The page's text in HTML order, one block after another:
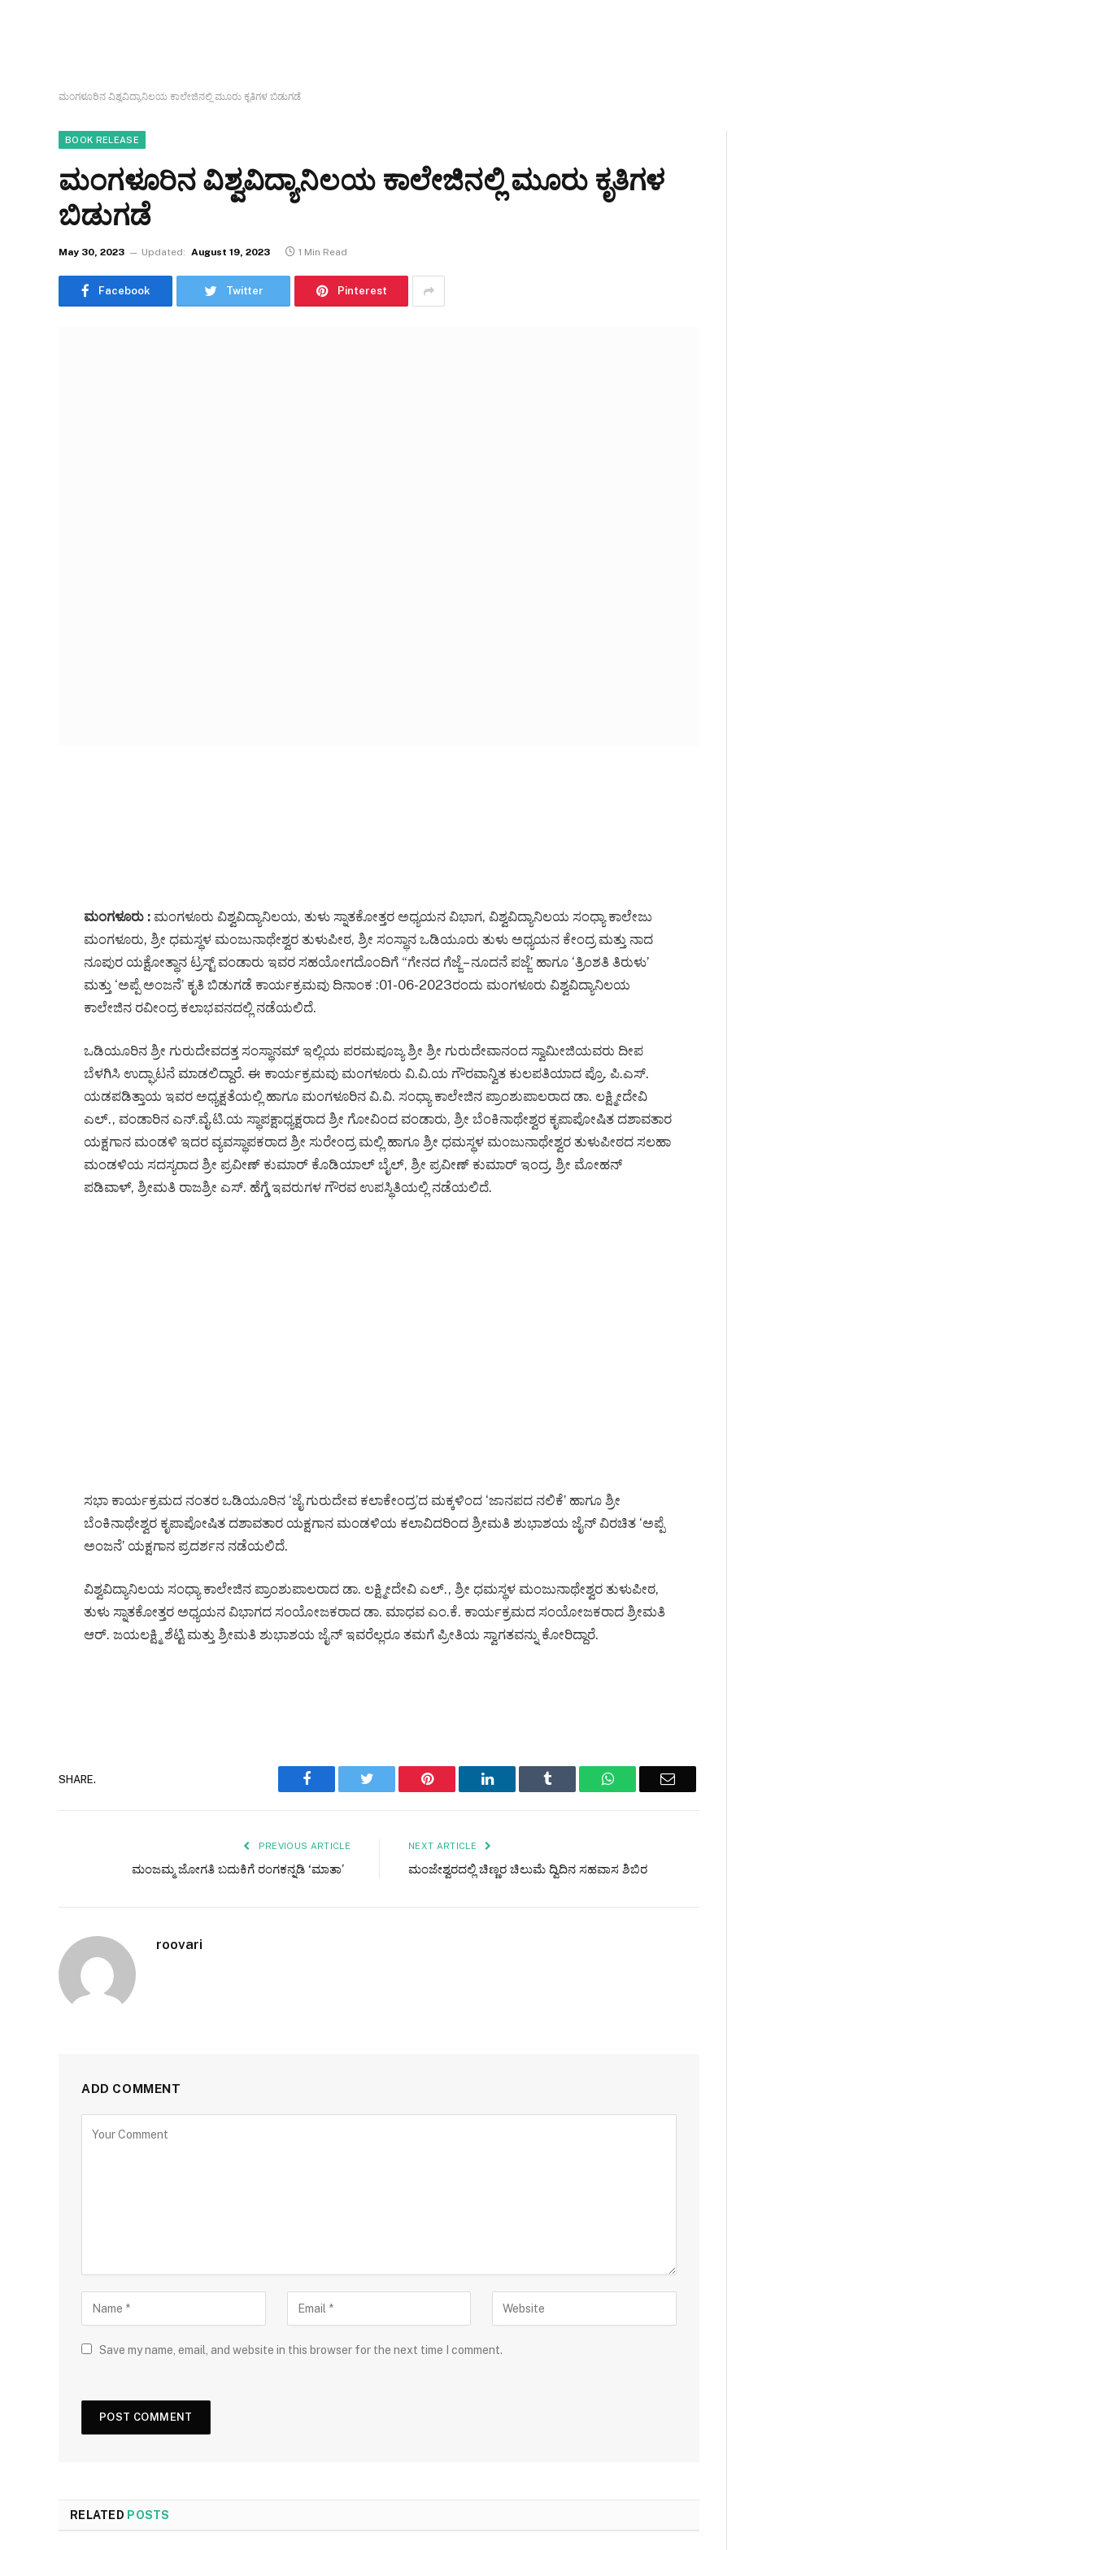
ಮಂಗಳೂರಿನ ವಿಶ್ವವಿದ್ಯಾನಿಲಯ ಕಾಲೇಜಿನಲ್ಲಿ ಮೂರು ಕೃತಿಗಳ ಬಿಡುಗಡೆ
BOOK RELEASE
ಮಂಗಳೂರಿನ ವಿಶ್ವವಿದ್ಯಾನಿಲಯ ಕಾಲೇಜಿನಲ್ಲಿ ಮೂರು ಕೃತಿಗಳ
ಬಿಡುಗಡೆ
May 30, 2023 Updated: August 19, 2023 1 Min Read
Facebook Twitter Pinterest
ಮಂಗಳೂರು : ಮಂಗಳೂರು ವಿಶ್ವವಿದ್ಯಾನಿಲಯ, ತುಳು ಸ್ನಾತಕೋತ್ತರ ಅಧ್ಯಯನ ವಿಭಾಗ, ವಿಶ್ವವಿದ್ಯಾನಿಲಯ ಸಂಧ್ಯಾ ಕಾಲೇಜು
ಮಂಗಳೂರು, ಶ್ರೀ ಧಮಸ್ಥಳ ಮಂಜುನಾಥೇಶ್ವರ ತುಳುಪೀಠ, ಶ್ರೀ ಸಂಸ್ಥಾನ ಒಡಿಯೂರು ತುಳು ಅಧ್ಯಯನ ಕೇಂದ್ರ ಮತ್ತು ನಾದ
ನೂಪುರ ಯಕ್ಷೋತ್ಥಾನ ಟ್ರಸ್ಟ್ ವಂಡಾರು ಇವರ ಸಹಯೋಗದೊಂದಿಗೆ “ಗೇನದ ಗೆಜ್ಜೆ – ನೂದನೆ ಪಜ್ಜೆ’ ಹಾಗೂ ‘ತ್ರಿಂಶತಿ ತಿರುಳು’
ಮತ್ತು ‘ಅಪ್ಪೆ ಅಂಜನೆ’ ಕೃತಿ ಬಿಡುಗಡೆ ಕಾರ್ಯಕ್ರಮವು ದಿನಾಂಕ :01-06-2023ರಂದು ಮಂಗಳೂರು ವಿಶ್ವವಿದ್ಯಾನಿಲಯ
ಕಾಲೇಜಿನ ರವೀಂದ್ರ ಕಲಾಭವನದಲ್ಲಿ ನಡೆಯಲಿದೆ.
ಒಡಿಯೂರಿನ ಶ್ರೀ ಗುರುದೇವದತ್ತ ಸಂಸ್ಥಾನಮ್ ಇಲ್ಲಿಯ ಪರಮಪೂಜ್ಯ ಶ್ರೀ ಶ್ರೀ ಗುರುದೇವಾನಂದ ಸ್ವಾಮೀಜಿಯವರು ದೀಪ
ಬೆಳಗಿಸಿ ಉದ್ಘಾಟನೆ ಮಾಡಲಿದ್ದಾರೆ. ಈ ಕಾರ್ಯಕ್ರಮವು ಮಂಗಳೂರು ವಿ.ವಿ.ಯ ಗೌರವಾನ್ವಿತ ಕುಲಪತಿಯಾದ ಪ್ರೊ. ಪಿ.ಎಸ್.
ಯಡಪಡಿತ್ತಾಯ ಇವರ ಅಧ್ಯಕ್ಷತೆಯಲ್ಲಿ ಹಾಗೂ ಮಂಗಳೂರಿನ ವಿ.ವಿ. ಸಂಧ್ಯಾ ಕಾಲೇಜಿನ ಪ್ರಾಂಶುಪಾಲರಾದ ಡಾ. ಲಕ್ಷ್ಮೀದೇವಿ
ಎಲ್., ವಂಡಾರಿನ ಎನ್.ವೈ.ಟಿ.ಯ ಸ್ಥಾಪಕ್ಷಾಧ್ಯಕ್ಷರಾದ ಶ್ರೀ ಗೋವಿಂದ ವಂಡಾರು, ಶ್ರೀ ಬೆಂಕಿನಾಥೇಶ್ವರ ಕೃಪಾಪೋಷಿತ ದಶಾವತಾರ
ಯಕ್ಷಗಾನ ಮಂಡಳಿ ಇದರ ವ್ಯವಸ್ಥಾಪಕರಾದ ಶ್ರೀ ಸುರೇಂದ್ರ ಮಲ್ಲಿ ಹಾಗೂ ಶ್ರೀ ಧಮಸ್ಥಳ ಮಂಜುನಾಥೇಶ್ವರ ತುಳುಪೀಠದ ಸಲಹಾ
ಮಂಡಳಿಯ ಸದಸ್ಯರಾದ ಶ್ರೀ ಪ್ರವೀಣ್ ಕುಮಾರ್ ಕೊಡಿಯಾಲ್‌ ಬೈಲ್‌, ಶ್ರೀ ಪ್ರವೀಣ್ ಕುಮಾರ್ ಇಂದ್ರ, ಶ್ರೀ ಮೋಹನ್
ಪಡಿವಾಳ್, ಶ್ರೀಮತಿ ರಾಜಶ್ರೀ ಎಸ್. ಹೆಗ್ಡೆ ಇವರುಗಳ ಗೌರವ ಉಪಸ್ಥಿತಿಯಲ್ಲಿ ನಡೆಯಲಿದೆ.
ಸಭಾ ಕಾರ್ಯಕ್ರಮದ ನಂತರ ಒಡಿಯೂರಿನ ‘ಜೈ ಗುರುದೇವ ಕಲಾಕೇಂದ್ರ’ದ ಮಕ್ಕಳಿಂದ ‘ಜಾನಪದ ನಲಿಕೆ’ ಹಾಗೂ ಶ್ರೀ
ಬೆಂಕಿನಾಥೇಶ್ವರ ಕೃಪಾಪೋಷಿತ ದಶಾವತಾರ ಯಕ್ಷಗಾನ ಮಂಡಳಿಯ ಕಲಾವಿದರಿಂದ ಶ್ರೀಮತಿ ಶುಭಾಶಯ ಜೈನ್ ವಿರಚಿತ ‘ಅಪ್ಪೆ
ಅಂಜನೆ’ ಯಕ್ಷಗಾನ ಪ್ರದರ್ಶನ ನಡೆಯಲಿದೆ.
ವಿಶ್ವವಿದ್ಯಾನಿಲಯ ಸಂಧ್ಯಾ ಕಾಲೇಜಿನ ಪ್ರಾಂಶುಪಾಲರಾದ ಡಾ. ಲಕ್ಷ್ಮೀದೇವಿ ಎಲ್., ಶ್ರೀ ಧಮಸ್ಥಳ ಮಂಜುನಾಥೇಶ್ವರ ತುಳುಪೀಠ,
ತುಳು ಸ್ನಾತಕೋತ್ತರ ಅಧ್ಯಯನ ವಿಭಾಗದ ಸಂಯೋಜಕರಾದ ಡಾ. ಮಾಧವ ಎಂ.ಕೆ. ಕಾರ್ಯಕ್ರಮದ ಸಂಯೋಜಕರಾದ ಶ್ರೀಮತಿ
ಆರ್. ಜಯಲಕ್ಷ್ಮಿ ಶೆಟ್ಟಿ ಮತ್ತು ಶ್ರೀಮತಿ ಶುಭಾಶಯ ಜೈನ್ ಇವರೆಲ್ಲರೂ ತಮಗೆ ಪ್ರೀತಿಯ ಸ್ವಾಗತವನ್ನು ಕೋರಿದ್ದಾರೆ.
SHARE. Facebook Twitter Pinterest LinkedIn Tumblr WhatsAppEmail
PREVIOUS ARTICLE
ಮಂಜಮ್ಮ ಜೋಗತಿ ಬದುಕಿಗೆ ರಂಗಕನ್ನಡಿ ‘ಮಾತಾ’
NEXT ARTICLE
ಮಂಜೇಶ್ವರದಲ್ಲಿ ಚಿಣ್ಣರ ಚಿಲುಮೆ ದ್ವಿದಿನ ಸಹವಾಸ ಶಿಬಿರ
roovari
ADD COMMENT
Save my name, email, and website in this browser for the next time I comment.
RELATED POSTS